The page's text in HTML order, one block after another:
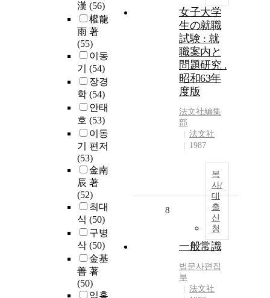
漢 (56)
權龍
雨 著
(55)
이동
기 (54)
장경
학 (54)
안태
호 (53)
이동
기 편저
(53)
金南
辰 著
(52)
최대
식 (50)
구병
삭 (50)
金基
善 著
(50)
임홍
女子大学
生の就職
試験 : 就
職案内と
問題研究 .
昭和63年
度版
法文社編集
部
法文社
1987
복
사/
대
출
신
청
8
一般常識
법문사편집
부
法文社